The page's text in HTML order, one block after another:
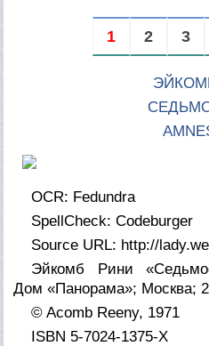
1 2 3
OCR: Fedundra
SpellCheck: Codeburger
Source URL: http://
Эйкомб Рини
Дом «Панорама»; Москва;
© Acomb Reeny, 1971
ISBN 5-7024-1375-Х